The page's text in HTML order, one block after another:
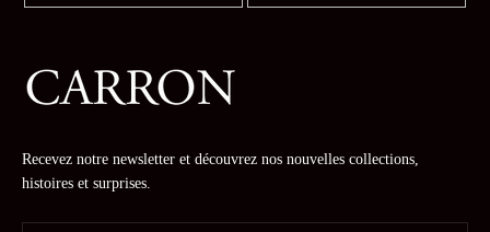
Recevez notre newsletter et découvrez nos nouvelles collections,
histoires et surprises.